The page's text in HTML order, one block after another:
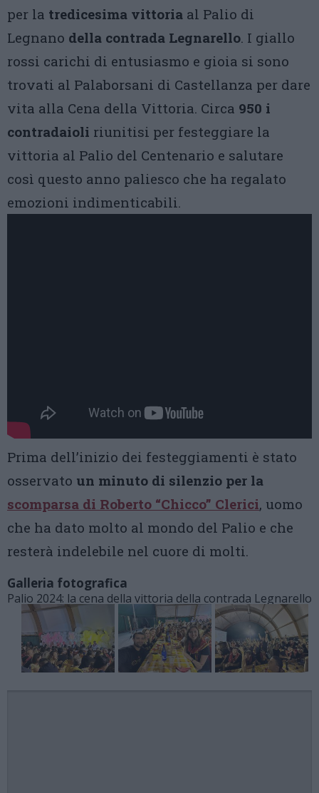
per la tredicesima vittoria al Palio di
Legnano della contrada Legnarello. I giallo
rossi carichi di entusiasmo e gioia si sono
trovati al Palaborsani di Castellanza per dare
vita alla Cena della Vittoria. Circa 950 i
contradaioli riunitisi per festeggiare la
vittoria al Palio del Centenario e salutare
così questo anno paliesco che ha regalato
emozioni indimenticabili.
Prima dell’inizio dei festeggiamenti è stato
osservato un minuto di silenzio per la
scomparsa di Roberto “Chicco” Clerici, uomo
che ha dato molto al mondo del Palio e che
resterà indelebile nel cuore di molti.
Galleria fotografica
Palio 2024: la cena della vittoria della contrada Legnarello